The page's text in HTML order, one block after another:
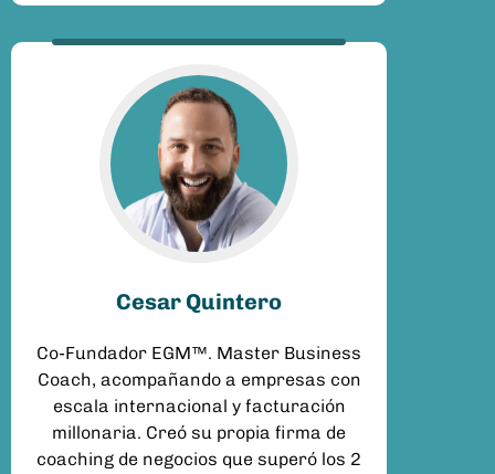
Cesar Quintero
Co-Fundador EGM™. Master Business
Coach, acompañando a empresas con
escala internacional y facturación
millonaria. Creó su propia firma de
coaching de negocios que superó los 2